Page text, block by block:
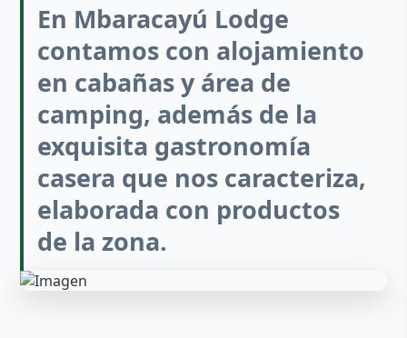
En Mbaracayú Lodge
contamos con alojamiento
en cabañas y área de
camping, además de la
exquisita gastronomía
casera que nos caracteriza,
elaborada con productos
de la zona.